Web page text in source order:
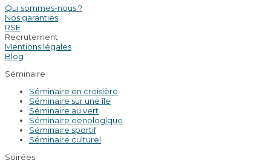
Qui sommes-nous ?
Nos garanties
RSE
Recrutement
Mentions légales
Blog
Séminaire
Séminaire en croisière
Séminaire sur une île
Séminaire au vert
Séminaire oenologique
Séminaire sportif
Séminaire culturel
Soirées